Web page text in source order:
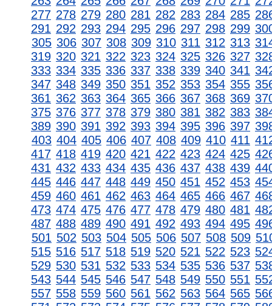
277 278 279 280 281 282 283 284 285
291 292 293 294 295 296 297 298 299
305 306 307 308 309 310 311 312 313
319 320 321 322 323 324 325 326 327
333 334 335 336 337 338 339 340 341
347 348 349 350 351 352 353 354 355
361 362 363 364 365 366 367 368 369
375 376 377 378 379 380 381 382 383
389 390 391 392 393 394 395 396 397
403 404 405 406 407 408 409 410 411
417 418 419 420 421 422 423 424 425
431 432 433 434 435 436 437 438 439
445 446 447 448 449 450 451 452 453
459 460 461 462 463 464 465 466 467
473 474 475 476 477 478 479 480 481
487 488 489 490 491 492 493 494 495
501 502 503 504 505 506 507 508 509
515 516 517 518 519 520 521 522 523
529 530 531 532 533 534 535 536 537
543 544 545 546 547 548 549 550 551
557 558 559 560 561 562 563 564 565